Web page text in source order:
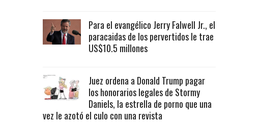
Para el evangélico Jerry Falwell Jr., el
paracaidas de los pervertidos le trae
US$10.5 millones
Juez ordena a Donald Trump pagar
los honorarios legales de Stormy
Daniels, la estrella de porno que una
vez le azotó el culo con una revista